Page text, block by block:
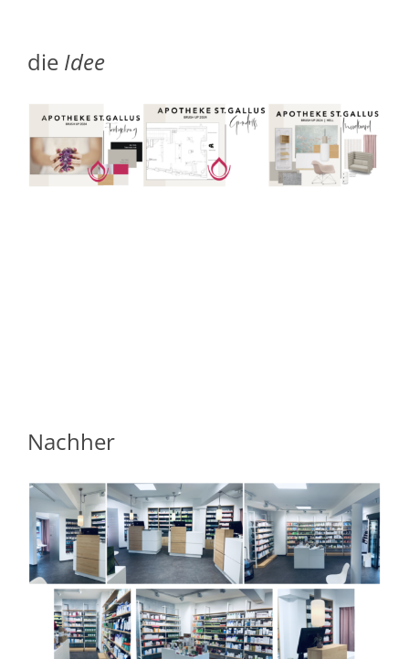
die Idee
Nachher